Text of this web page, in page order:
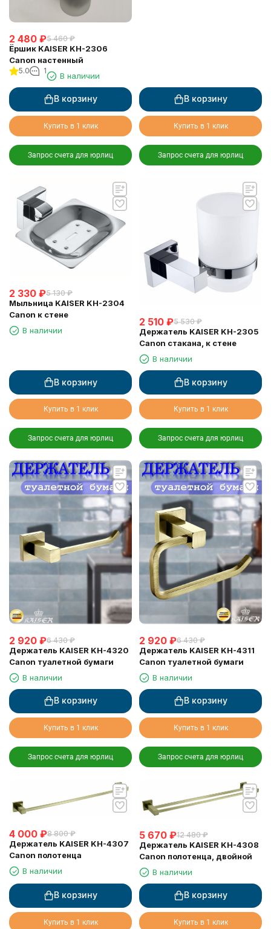
2 480 ₽5 460 ₽
Ёршик KAISER KH-2306
Canon настенный
5.0 1
В наличии
В корзину
Купить в 1 клик
Запрос счета для юрлиц
В корзину
Купить в 1 клик
Запрос счета для юрлиц
2 330 ₽5 130 ₽
Мыльница KAISER KH-2304
Canon к стене
В наличии
В корзину
Купить в 1 клик
Запрос счета для юрлиц
2 510 ₽5 530 ₽
Держатель KAISER KH-2305
Canon стакана, к стене
В наличии
В корзину
Купить в 1 клик
Запрос счета для юрлиц
2 920 ₽6 430 ₽
Держатель KAISER KH-4320
Canon туалетной бумаги
В наличии
В корзину
Купить в 1 клик
Запрос счета для юрлиц
2 920 ₽6 430 ₽
Держатель KAISER KH-4311
Canon туалетной бумаги
В наличии
В корзину
Купить в 1 клик
Запрос счета для юрлиц
4 000 ₽8 800 ₽
Держатель KAISER KH-4307
Canon полотенца
В наличии
В корзину
Купить в 1 клик
5 670 ₽12 480 ₽
Держатель KAISER KH-4308
Canon полотенца, двойной
В наличии
В корзину
Купить в 1 клик